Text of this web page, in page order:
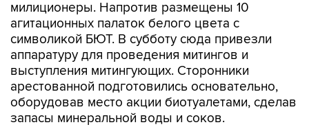
милиционеры. Напротив размещены 10
агитационных палаток белого цвета с
символикой БЮТ. В субботу сюда привезли
аппаратуру для проведения митингов и
выступления митингующих. Сторонники
арестованной подготовились основательно,
оборудовав место акции биотуалетами, сделав
запасы минеральной воды и соков.